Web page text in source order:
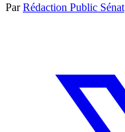
ParRédaction Public Sénat